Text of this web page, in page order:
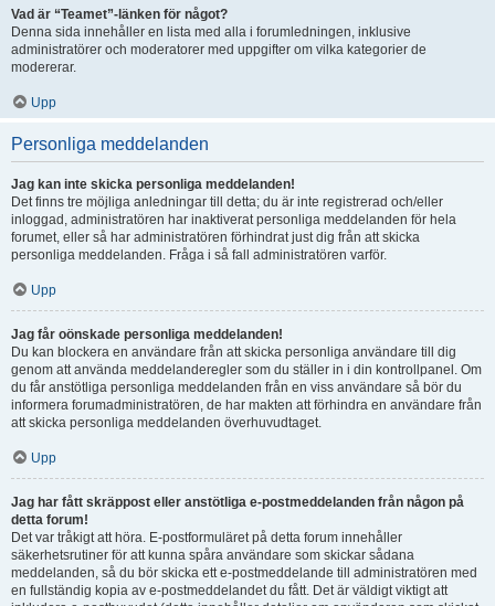
Vad är “Teamet”-länken för något?
Denna sida innehåller en lista med alla i forumledningen, inklusive
administratörer och moderatorer med uppgifter om vilka kategorier de
modererar.
Upp
Personliga meddelanden
Jag kan inte skicka personliga meddelanden!
Det finns tre möjliga anledningar till detta; du är inte registrerad och/eller
inloggad, administratören har inaktiverat personliga meddelanden för hela
forumet, eller så har administratören förhindrat just dig från att skicka
personliga meddelanden. Fråga i så fall administratören varför.
Upp
Jag får oönskade personliga meddelanden!
Du kan blockera en användare från att skicka personliga användare till dig
genom att använda meddelanderegler som du ställer in i din kontrollpanel. Om
du får anstötliga personliga meddelanden från en viss användare så bör du
informera forumadministratören, de har makten att förhindra en användare från
att skicka personliga meddelanden överhuvudtaget.
Upp
Jag har fått skräppost eller anstötliga e-postmeddelanden från någon på
detta forum!
Det var tråkigt att höra. E-postformuläret på detta forum innehåller
säkerhetsrutiner för att kunna spåra användare som skickar sådana
meddelanden, så du bör skicka ett e-postmeddelande till administratören med
en fullständig kopia av e-postmeddelandet du fått. Det är väldigt viktigt att